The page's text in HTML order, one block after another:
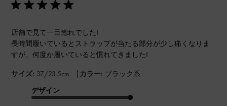
店舗で見て一目惚れでした!
長時間履いているとストラップが当たる部分が少し痛くなりま
すが、何度か履いていると慣れてきました!
サイズ: 37/23.5cm | カラー: ブラック系
デザイン